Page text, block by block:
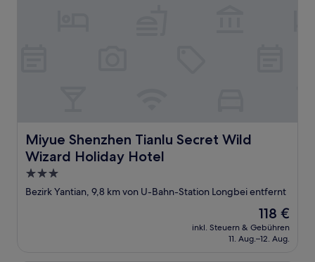
Miyue Shenzhen Tianlu Secret Wild
Wizard Holiday Hotel
Miyue Shenzhen Tianlu Secret Wild Wizard Holiday
3.0-
Sterne-
Bezirk Yantian, 9,8 km von U-Bahn-Station Longbei entfernt
Der
Preis
beträgt
118 €
inkl. Steuern & Gebühren
11. Aug.–12. Aug.